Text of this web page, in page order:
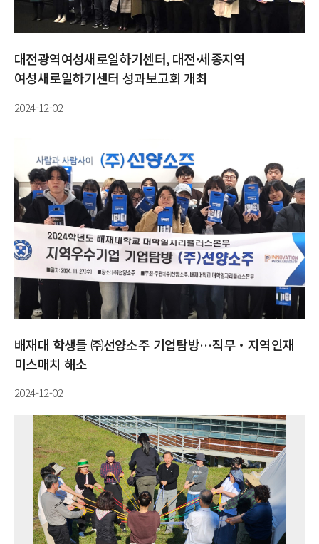
대전광역여성새로일하기센터, 대전·세종지역
여성새로일하기센터 성과보고회 개최
2024-12-02
배재대 학생들 ㈜선양소주 기업탐방…직무‧지역인재
미스매치 해소
2024-12-02